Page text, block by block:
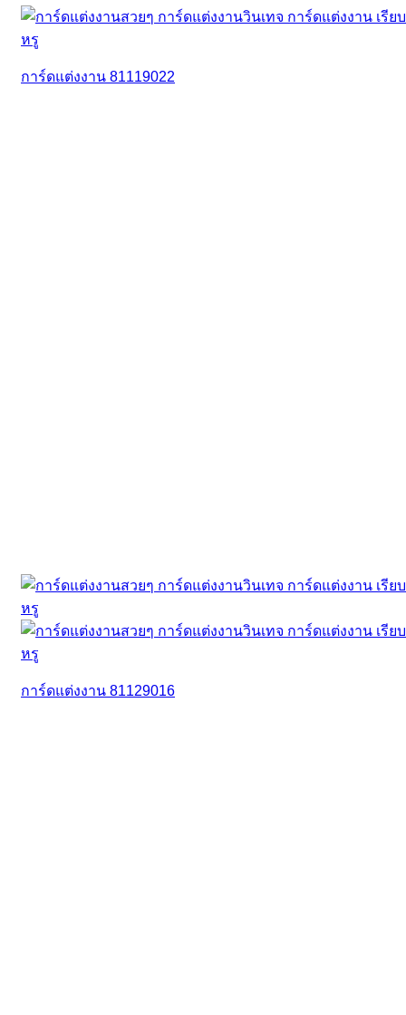
การ์ดแต่งงาน 81119022
การ์ดแต่งงาน 81129016